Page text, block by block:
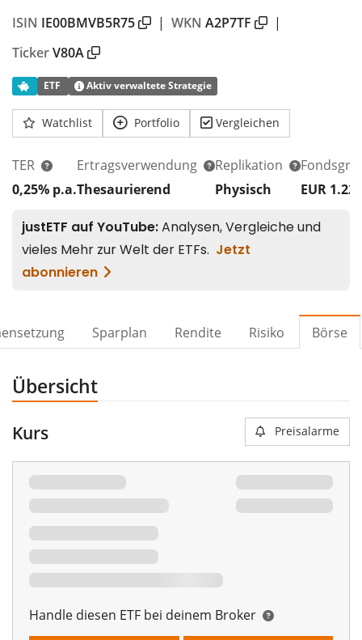
ISIN IE00BMVB5R75 | WKN A2P7TF
|
TickerV80A
ETF Aktiv verwaltete Strategie
Watchlist Portfolio Vergleichen
TER
0,25% p.a.
Ertragsverwendung
Thesaurierend
Replikation
Physisch
EUR
Sparplan Rendite Risiko Börse
Übersicht
Kurs Preisalarme
Handle diesen ETF bei deinem Broker